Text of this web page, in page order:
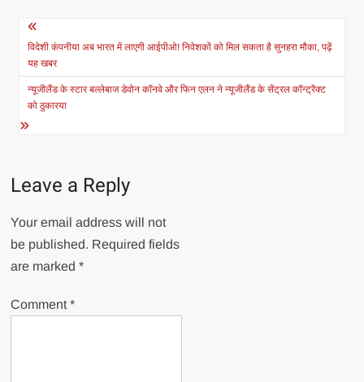
Post
navigation
विदेशी कंपनीया अब भारत में लाएगी आईपीओ! निवेशकों को मिल सकता है सुनहरा मौका, पढ़ें
यह खबर
न्यूजीलैंड के स्टार बल्लेबाज डेवोन कॉनवे और फिन एलन ने न्यूजीलैंड के सेंट्रल कॉन्ट्रैक्ट
को ठुकारया
Leave a Reply
Your email address will not
be published. Required fields
are marked*
Comment*